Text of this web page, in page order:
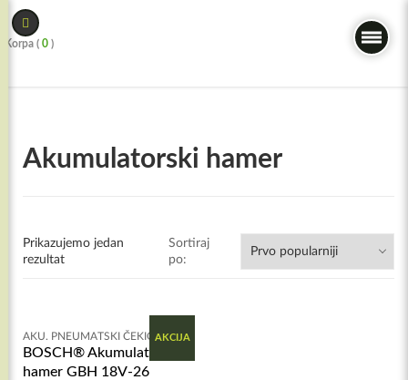
Skip
to
content
Korpa ( 0 )
Akumulatorski hamer
Prikazujemo jedan
rezultat
Sortiraj
po:
AKCIJA
AKU. PNEUMATSKI ČEKIĆI
BOSCH® Akumulatorski
hamer GBH 18V-26